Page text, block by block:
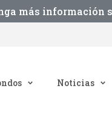
más información
Noticias